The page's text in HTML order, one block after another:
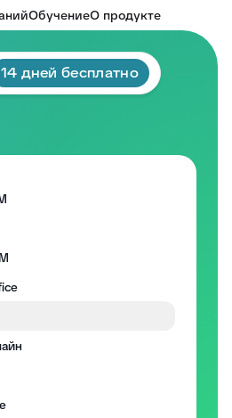
ОбучениеО продукте
14 дней бесплатно